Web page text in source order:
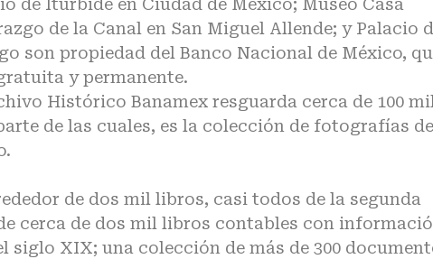
de Iturbide en Ciudad de México; Museo Casa
de la Canal en San Miguel Allende; y Palacio
son propiedad del Banco Nacional de México,
y permanente.
Histórico Banamex resguarda cerca de 100
de las cuales, es la colección de fotografías
de dos mil libros, casi todos de la segunda
cerca de dos mil libros contables con
siglo XIX; una colección de más de 300